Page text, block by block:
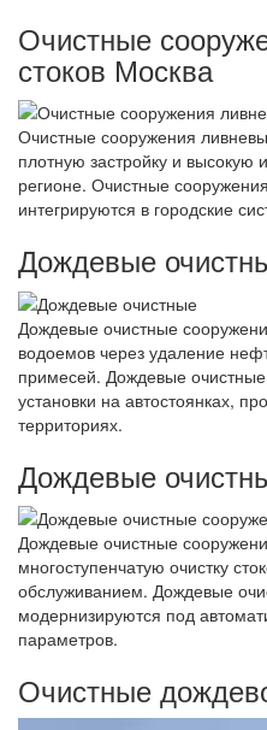
Очистные
стоков Москва
Очистные сооружения
плотную застройку и высокую
регионе. Очистные
интегрируются в городские
Дождевые
Дождевые очистные
водоемов через удаление
примесей. Дождевые
установки на автостоянках,
территориях.
Дождевые
Дождевые очистные
многоступенчатую очистку
обслуживанием. Дождевые
модернизируются под
параметров.
Очистные